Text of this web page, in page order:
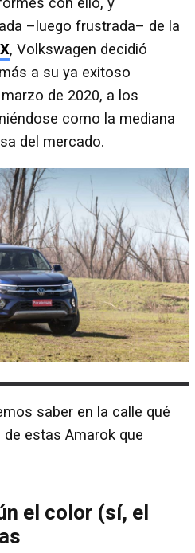
–luego frustrada– de la
, Volkswagen decidió
a su ya exitoso
de 2020, a los
como la mediana
del mercado.
saber en la calle qué
estas Amarok que
el color (sí, el